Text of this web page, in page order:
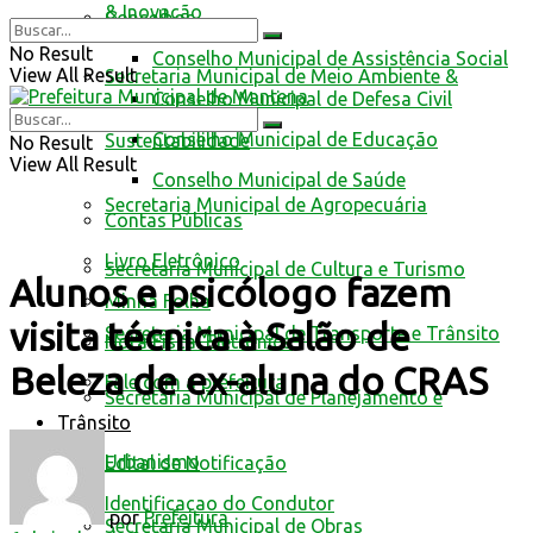
Conselhos
Conselho Municipal de Assistência Social
Conselho Municipal de Defesa Civil
Conselho Municipal de Educação
Conselho Municipal de Saúde
Contas Públicas
Livro Eletrônico
Minha Folha
Nota Fiscal Eletrônica
Fale com a prefeitura
Trânsito
Edital de Notificação
Identificacao do Condutor
& Inovação
Secretaria Municipal de Meio Ambiente &
Sustentabilidade
Secretaria Municipal de Agropecuária
Secretaria Municipal de Cultura e Turismo
Secretaria Municipal de Transporte e Trânsito
Secretaria Municipal de Planejamento e
Urbanismo
Secretaria Municipal de Obras
No Result
View All Result
No Result
View All Result
Alunos e psicólogo fazem
visita técnica à Salão de
Beleza de ex-aluna do CRAS
por Prefeitura